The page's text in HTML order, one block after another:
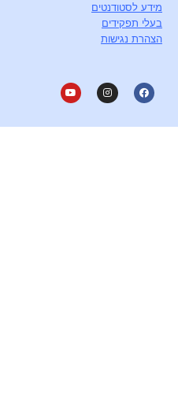
מידע לסטודנטים
בעלי תפקידים
הצהרת נגישות